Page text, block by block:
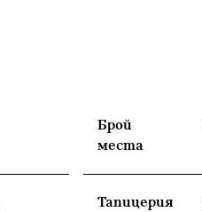
Брой
места
Тапицерия